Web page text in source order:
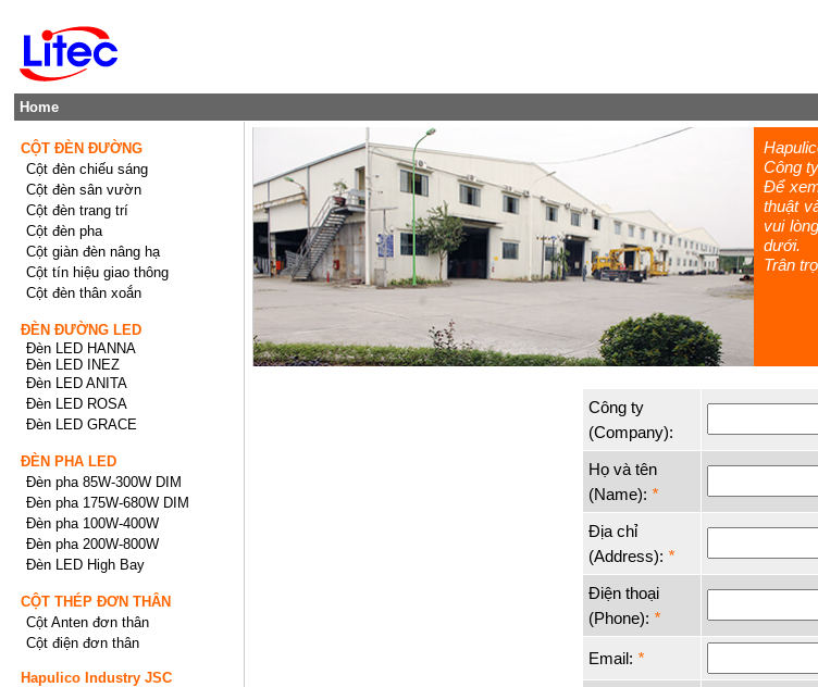
Home
Công
Để
thuật
vui
dưới.
Trân
Công ty
(Company):
Họ và tên
(Name): *
Địa chỉ
(Address): *
Điện thoại
(Phone): *
Email: *
CỘT ĐÈN ĐƯỜNG
Cột đèn chiếu sáng
Cột đèn sân vườn
Cột đèn trang trí
Cột đèn pha
Cột giàn đèn nâng hạ
Cột tín hiệu giao thông
Cột đèn thân xoắn
ĐÈN ĐƯỜNG LED
Đèn LED HANNA
Đèn LED INEZ
Đèn LED ANITA
Đèn LED ROSA
Đèn LED GRACE
ĐÈN PHA LED
Đèn pha 85W-300W DIM
Đèn pha 175W-680W DIM
Đèn pha 100W-400W
Đèn pha 200W-800W
Đèn LED High Bay
CỘT THÉP ĐƠN THÂN
Cột Anten đơn thân
Cột điện đơn thân
Hapulico Industry JSC